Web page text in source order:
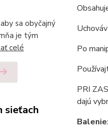
sa obyčajný
je tým
celé
sieťach
Po
PRI
dajú
Balenie: